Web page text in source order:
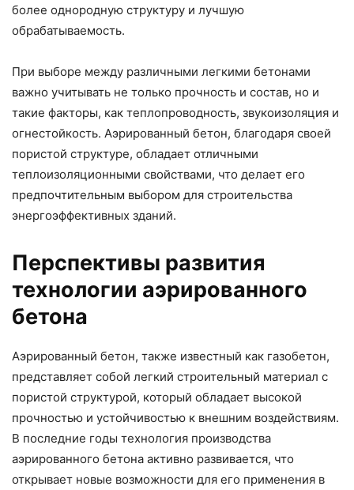
более однородную структуру и лучшую
обрабатываемость.
При выборе между различными легкими бетонами
важно учитывать не только прочность и состав, но и
такие факторы, как теплопроводность, звукоизоляция и
огнестойкость. Аэрированный бетон, благодаря своей
пористой структуре, обладает отличными
теплоизоляционными свойствами, что делает его
предпочтительным выбором для строительства
энергоэффективных зданий.
Перспективы развития
технологии аэрированного
бетона
Аэрированный бетон, также известный как газобетон,
представляет собой легкий строительный материал с
пористой структурой, который обладает высокой
прочностью и устойчивостью к внешним воздействиям.
В последние годы технология производства
аэрированного бетона активно развивается, что
открывает новые возможности для его применения в